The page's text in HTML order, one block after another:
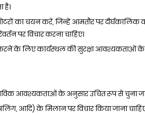
है।
का चयन करें, जिन्हें आमतौर पर दीर्घकालिक
पर विचार करना चाहिए।
करने के लिए कार्यस्थल की सुरक्षा
आवश्यकताओं के अनुसार उचित रूप से चुना
आदि) के मिलान पर विचार किया जाना